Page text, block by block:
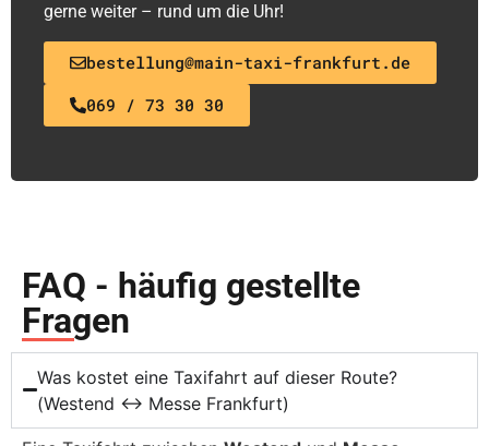
gerne weiter – rund um die Uhr!
bestellung@main-taxi-frankfurt.de
069 / 73 30 30
FAQ - häufig gestellte
Fragen
Was kostet eine Taxifahrt auf dieser Route?
(Westend ↔ Messe Frankfurt)